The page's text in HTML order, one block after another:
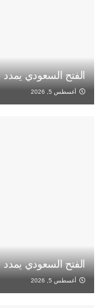
الفتح السعودي
أغسطس 5, 2026
الفتح السعودي
أغسطس 5, 2026